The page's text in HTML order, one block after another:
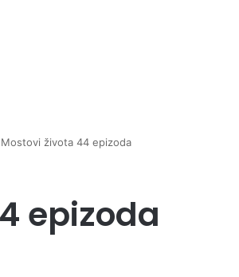
Mostovi života 44 epizoda
epizoda